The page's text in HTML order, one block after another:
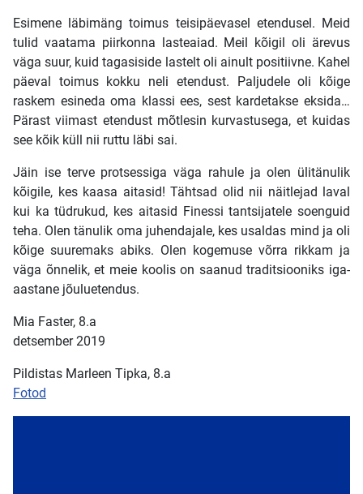
Esimene läbimäng toimus teisipäevasel etendusel. Meid
tulid vaatama piirkonna lasteaiad. Meil kõigil oli ärevus
väga suur, kuid tagasiside lastelt oli ainult positiivne. Kahel
päeval toimus kokku neli etendust. Paljudele oli kõige
raskem esineda oma klassi ees, sest kardetakse eksida…
Pärast viimast etendust mõtlesin kurvastusega, et kuidas
see kõik küll nii ruttu läbi sai.
Jäin ise terve protsessiga väga rahule ja olen ülitänulik
kõigile, kes kaasa aitasid! Tähtsad olid nii näitlejad laval
kui ka tüdrukud, kes aitasid Finessi tantsijatele soenguid
teha. Olen tänulik oma juhendajale, kes usaldas mind ja oli
kõige suuremaks abiks. Olen kogemuse võrra rikkam ja
väga õnnelik, et meie koolis on saanud traditsiooniks iga-
aastane jõuluetendus.
Mia Faster, 8.a
detsember 2019
Pildistas Marleen Tipka, 8.a
Fotod